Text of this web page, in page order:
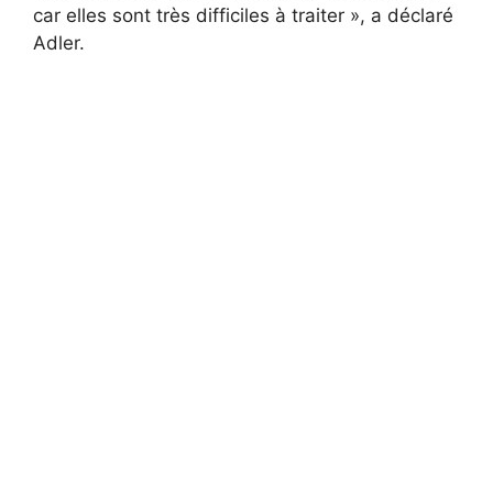
car elles sont très difficiles à traiter », a déclaré
Adler.